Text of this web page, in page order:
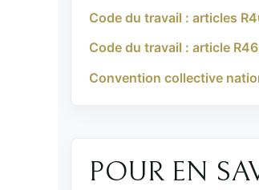
Code du travail : articles
Code du travail : article
Convention collective
POUR EN